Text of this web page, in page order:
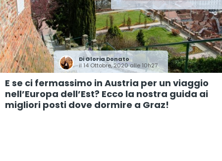
DiGloria Donato
il 14 Ottobre, 2020 alle 10h27
E se ci fermassimo in Austria per un viaggio
nell’Europa dell’Est? Ecco la nostra guida ai
migliori posti dove dormire a Graz!